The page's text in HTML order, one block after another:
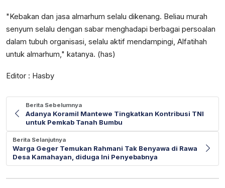
"Kebakan dan jasa almarhum selalu dikenang. Beliau murah
senyum selalu dengan sabar menghadapi berbagai persoalan
dalam tubuh organisasi, selalu aktif mendampingi, Alfatihah
untuk almarhum," katanya. (has)
Editor : Hasby
Berita Sebelumnya
Adanya Koramil Mantewe Tingkatkan Kontribusi TNI
untuk Pemkab Tanah Bumbu
Berita Selanjutnya
Warga Geger Temukan Rahmani Tak Benyawa di Rawa
Desa Kamahayan, diduga Ini Penyebabnya